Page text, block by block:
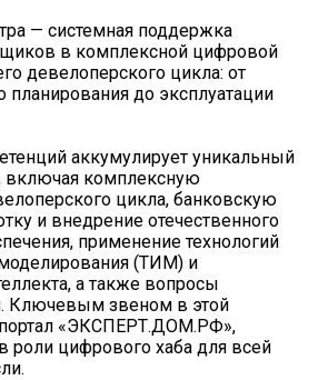
— системная поддержка
в комплексной цифровой
девелоперского цикла: от
планирования до эксплуатации
аккумулирует уникальный
комплексную
цикла, банковскую
и внедрение отечественного
применение технологий
(ТИМ) и
а также вопросы
Ключевым звеном в этой
портал «ЭКСПЕРТ.ДОМ.РФ»,
роли цифрового хаба для всей